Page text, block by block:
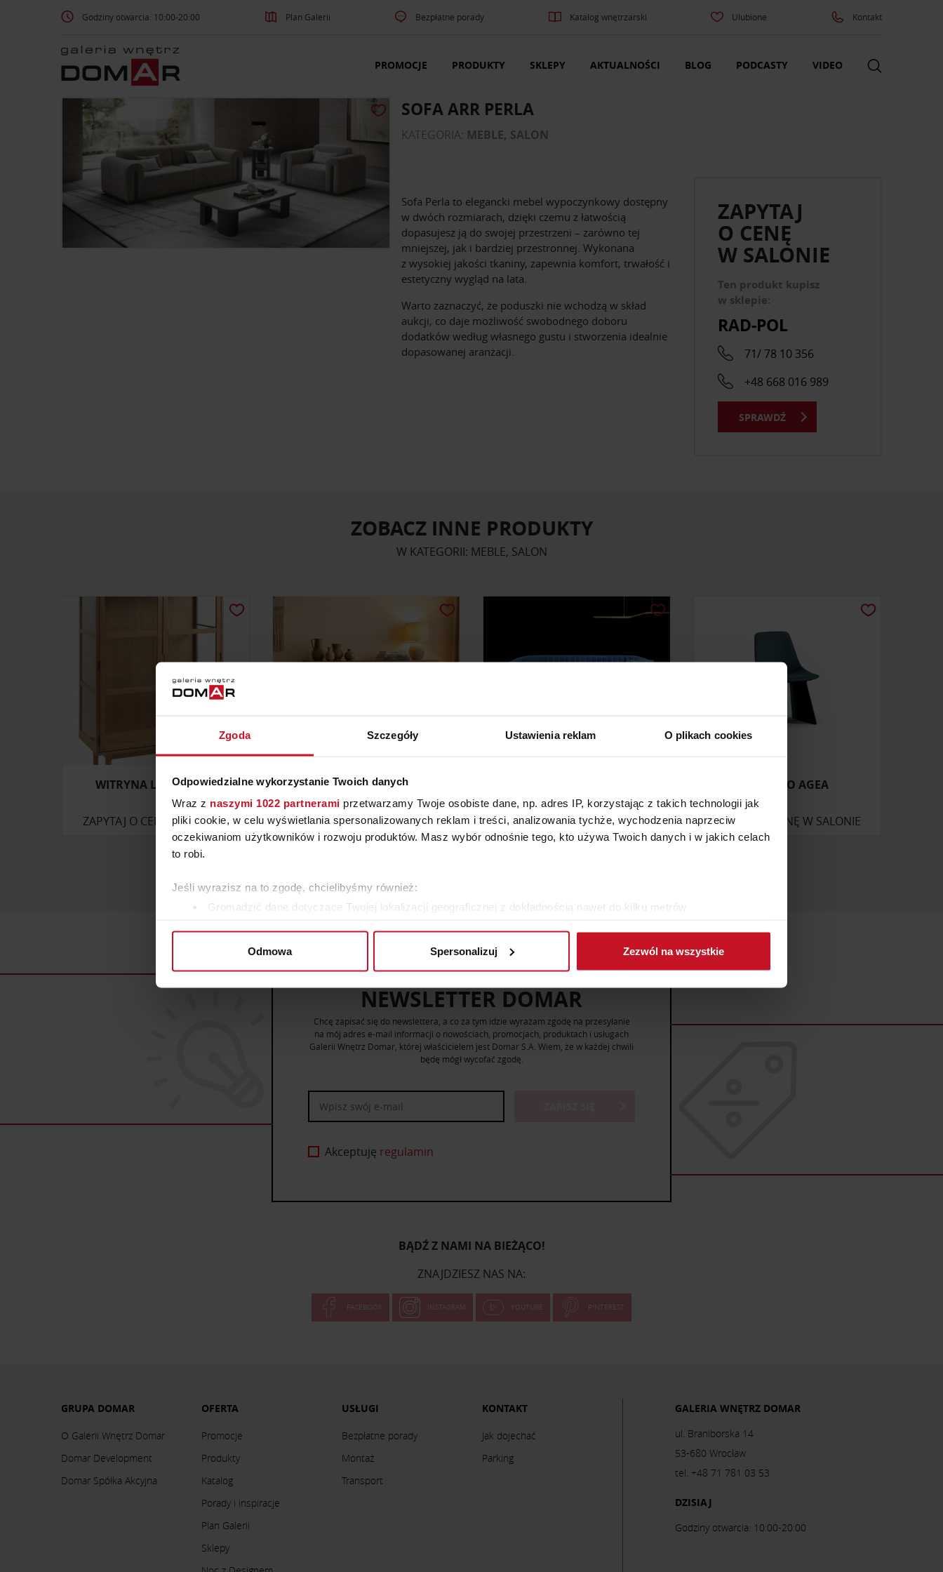
Zgoda Szczegóły Ustawienia reklam O plikach cookies
Odpowiedzialne wykorzystanie Twoich danych
Wraz z naszymi 1022 partnerami przetwarzamy Twoje osobiste dane, np. adres IP, korzystając z takich technologii jak
pliki cookie, w celu wyświetlania spersonalizowanych reklam i treści, analizowania tychże, wychodzenia naprzeciw
oczekiwaniom użytkowników i rozwoju produktów. Masz wybór odnośnie tego, kto używa Twoich danych i w jakich celach
to robi.
Jeśli wyrazisz na to zgodę, chcielibyśmy również:
Gromadzić dane dotyczące Twojej lokalizacji geograficznej z dokładnością nawet do kilku metrów
Dowiedz się więcej odnośnie tego, jak Twoje osobiste dane są przetwarzane oraz ustaw własne preferencje w
Wykorzystujemy pliki cookie do spersonalizowania treści i reklam, aby oferować funkcje społecznościowe i analizować
ruch w naszej witrynie. Informacje o tym, jak korzystasz z naszej witryny, udostępniamy partnerom społecznościowym,
reklamowym i analitycznym. Partnerzy mogą połączyć te informacje z innymi danymi otrzymanymi od Ciebie lub
Odmowa Spersonalizuj Zezwól na wszystkie
Godziny otwarcia: 10:00-20:00 Plan Galerii Bezpłatne porady Katalog wnętrzarski Ulubione Kontakt
PROMOCJE PRODUKTY SKLEPY AKTUALNOŚCI BLOG PODCASTY VIDEO
SOFA ARR PERLA
KATEGORIA: MEBLE, SALON
Sofa Perla to elegancki mebel wypoczynkowy dostępny
w dwóch rozmiarach, dzięki czemu z łatwością
dopasujesz ją do swojej przestrzeni – zarówno tej
mniejszej, jak i bardziej przestronnej. Wykonana
z wysokiej jakości tkaniny, zapewnia komfort, trwałość i
estetyczny wygląd na lata.
Warto zaznaczyć, że poduszki nie wchodzą w skład
aukcji, co daje możliwość swobodnego doboru
dodatków według własnego gustu i stworzenia idealnie
dopasowanej aranżacji.
ZAPYTAJ
O CENĘ
W SALONIE
Ten produkt kupisz
w sklepie:
RAD-POL
71/ 78 10 356
+48 668 016 989
SPRAWDŹ
ZOBACZ INNE PRODUKTY
W KATEGORII: MEBLE, SALON
WITRYNA LANGELINIE
ZAPYTAJ O CENĘ W SALONIE
KOMODA – KOLEKCJA 2018
ZAPYTAJ O CENĘ W SALONIE ZAPYTAJ O CENĘ W SALONIE
KRZESŁO AGEA
ZAPYTAJ O CENĘ W SALONIE
NEWSLETTER DOMAR
Chcę zapisać się do newslettera, a co za tym idzie wyrażam zgodę na przesyłanie
na mój adres e-mail informacji o nowościach, promocjach, produktach i usługach
Galerii Wnętrz Domar, której właścicielem jest Domar S.A. Wiem, że w każdej chwili
będę mógł wycofać zgodę.
Akceptuję regulamin
BĄDŹ Z NAMI NA BIEŻĄCO!
ZNAJDZIESZ NAS NA:
FACEBOOK INSTAGRAM YOUTUBE PINTEREST
GRUPA DOMAR
O Galerii Wnętrz Domar
Domar Development
Domar Spółka Akcyjna
OFERTA
Promocje
Produkty
Katalog
Porady i inspiracje
Plan Galerii
Sklepy
USŁUGI
Bezpłatne porady
Montaż
Transport
KONTAKT
Jak dojechać
Parking
GALERIA WNĘTRZ DOMAR
ul. Braniborska 14
53-680 Wrocław
tel. +48 71 781 03 53
DZISIAJ
Godziny otwarcia: 10:00-20:00